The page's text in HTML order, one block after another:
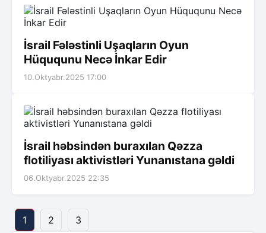
İsrail Fələstinli Uşaqların Oyun
Hüququnu Necə İnkar Edir
10.Oktyabr.2025 17:00
İsrail həbsindən buraxılan Qəzza
flotiliyası aktivistləri Yunanıstana gəldi
06.Oktyabr.2025 22:35
1 2 3